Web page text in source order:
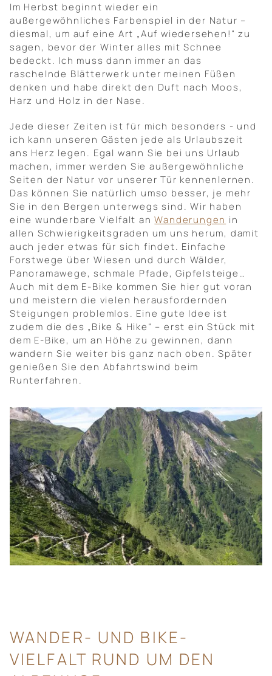
Im Herbst beginnt wieder ein
außergewöhnliches Farbenspiel in der Natur –
diesmal, um auf eine Art „Auf wiedersehen!“ zu
sagen, bevor der Winter alles mit Schnee
bedeckt. Ich muss dann immer an das
raschelnde Blätterwerk unter meinen Füßen
denken und habe direkt den Duft nach Moos,
Harz und Holz in der Nase.
Jede dieser Zeiten ist für mich besonders - und
ich kann unseren Gästen jede als Urlaubszeit
ans Herz legen. Egal wann Sie bei uns Urlaub
machen, immer werden Sie außergewöhnliche
Seiten der Natur vor unserer Tür kennenlernen.
Das können Sie natürlich umso besser, je mehr
Sie in den Bergen unterwegs sind. Wir haben
eine wunderbare Vielfalt anWanderungen in
allen Schwierigkeitsgraden um uns herum, damit
auch jeder etwas für sich findet. Einfache
Forstwege über Wiesen und durch Wälder,
Panoramawege, schmale Pfade, Gipfelsteige…
Auch mit dem E-Bike kommen Sie hier gut voran
und meistern die vielen herausfordernden
Steigungen problemlos. Eine gute Idee ist
zudem die des „Bike & Hike“ – erst ein Stück mit
dem E-Bike, um an Höhe zu gewinnen, dann
wandern Sie weiter bis ganz nach oben. Später
genießen Sie den Abfahrtswind beim
Runterfahren.
WANDER- UND BIKE-
VIELFALT RUND UM DEN